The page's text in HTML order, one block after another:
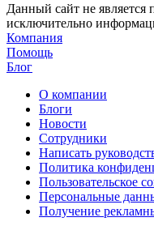
Данный сайт не
исключительно
Компания
Помощь
Блог
О компании
Блоги
Новости
Сотрудники
Написать
Политика
Пользовательское
Персональные
Получение